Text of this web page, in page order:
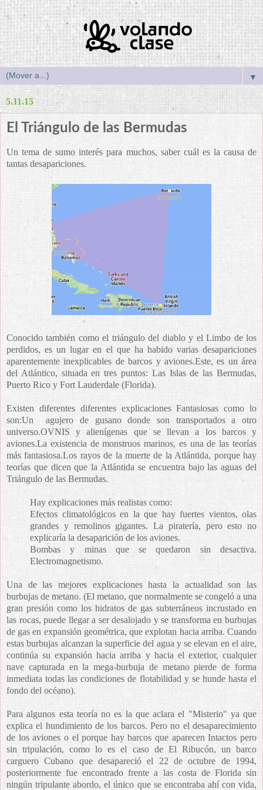
▼
5.11.15
El Triángulo de las Bermudas
Un tema de sumo interés para muchos, saber cuál es la causa de
tantas desapariciones.
Conocido también como el triángulo del diablo y el Limbo de los
perdidos, es un lugar en el que ha habido varias desapariciones
aparentemente inexplicables de barcos y aviones.Este, es un área
del Atlántico, situada en tres puntos: Las Islas de las Bermudas,
Puerto Rico y Fort Lauderdale (Florida).
Existen diferentes diferentes explicaciones Fantasiosas como lo
son:Un agujero de gusano donde son transportados a otro
universo.OVNIS y alienígenas que se llevan a los barcos y
aviones.La existencia de monstruos marinos, es una de las teorías
más fantasiosa.Los rayos de la muerte de la Atlántida, porque hay
teorías que dicen que la Atlántida se encuentra bajo las aguas del
Triángulo de las Bermudas.
Hay explicaciones más realistas como:
Efectos climatológicos en la que hay fuertes vientos, olas
grandes y remolinos gigantes. La piratería, pero esto no
explicaría la desaparición de los aviones.
Bombas y minas que se quedaron sin desactiva.
Electromagnetismo.
Una de las mejores explicaciones hasta la actualidad son las
burbujas de metano. (El metano, que normalmente se congeló a una
gran presión como los hidratos de gas subterráneos incrustado en
las rocas, puede llegar a ser desalojado y se transforma en burbujas
de gas en expansión geométrica, que explotan hacia arriba. Cuando
estas burbujas alcanzan la superficie del agua y se elevan en el aire,
continúa su expansión hacia arriba y hacia el exterior, cualquier
nave capturada en la mega-burbuja de metano pierde de forma
inmediata todas las condiciones de flotabilidad y se hunde hasta el
fondo del océano).
Para algunos esta teoría no es la que aclara el "Misterio" ya que
explica el hundimiento de los barcos. Pero no el desaparecimiento
de los aviones o el porque hay barcos que aparecen Intactos pero
sin tripulación, como lo es el caso de El Ribucón, un barco
carguero Cubano que desapareció el 22 de octubre de 1994,
posteriormente fue encontrado frente a las costa de Florida sin
ningún tripulante abordo, el único que se encontraba ahí con vida,